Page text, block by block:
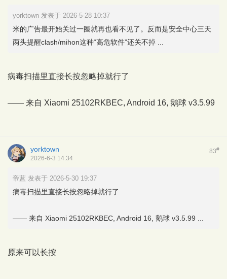
yorktown 发表于 2026-5-28 10:37
米的广告最开始关过一圈就再也看不见了。反而是安全中心三天
两头提醒clash/mihon这种“高危软件”还关不掉 ...
病毒扫描里直接长按忽略掉就行了
—— 来自 Xiaomi 25102RKBEC, Android 16, 鹅球 v3.5.99
83#
yorktown
2026-6-3 14:34
帝蓝 发表于 2026-5-30 19:37
病毒扫描里直接长按忽略掉就行了
—— 来自 Xiaomi 25102RKBEC, Android 16, 鹅球 v3.5.99 ...
原来可以长按